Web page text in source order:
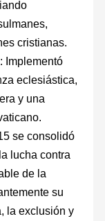
cristianas.
Implementó
eclesiástica,
y una
se consolidó
lucha contra
de la
su
la exclusión y